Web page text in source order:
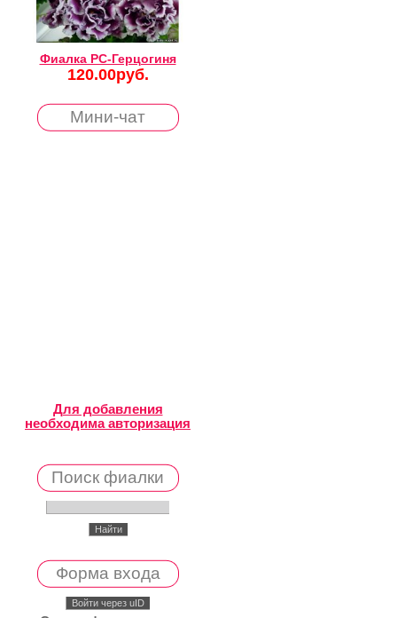
Фиалка РС-Герцогиня
120.00руб.
Мини-чат
Для добавления
необходима авторизация
Поиск фиалки
Форма входа
Войти через uID